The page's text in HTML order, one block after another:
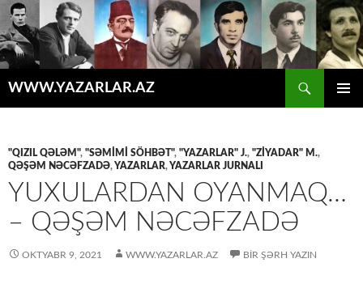
WWW.YAZARLAR.AZ
"QIZIL QƏLƏM", "SƏMİMİ SÖHBƏT", "YAZARLAR" J., "ZİYADAR" M.,
QƏŞƏM NƏCƏFZADƏ, YAZARLAR, YAZARLAR JURNALI
YUXULARDAN OYANMAQ…
– QƏŞƏM NƏCƏFZADƏ
OKTYABR 9, 2021 WWW.YAZARLAR.AZ BIR ŞƏRH YAZIN